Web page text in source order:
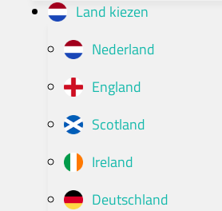
Land kiezen
Nederland
England
Scotland
Ireland
Deutschland